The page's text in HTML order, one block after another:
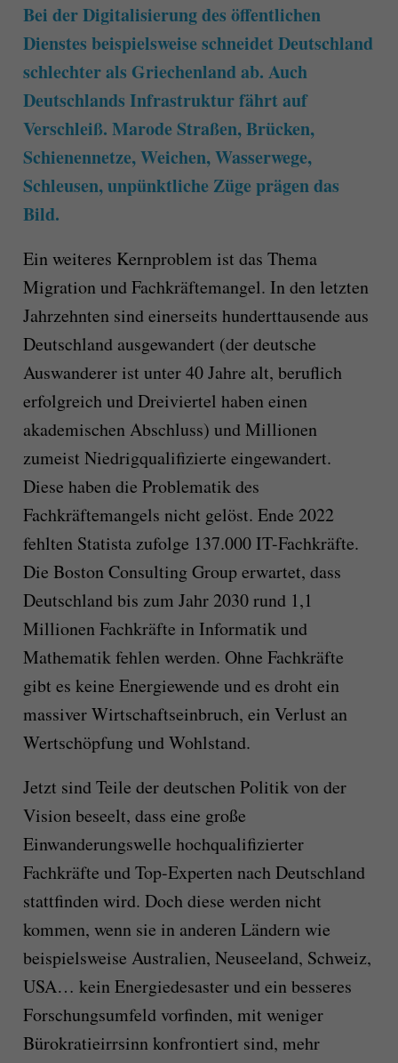
Bei der Digitalisierung des öffentlichen
Dienstes beispielsweise schneidet Deutschland
schlechter als Griechenland ab. Auch
Deutschlands Infrastruktur fährt auf
Verschleiß. Marode Straßen, Brücken,
Schienennetze, Weichen, Wasserwege,
Schleusen, unpünktliche Züge prägen das
Bild.
Ein weiteres Kernproblem ist das Thema
Migration und Fachkräftemangel. In den letzten
Jahrzehnten sind einerseits hunderttausende aus
Deutschland ausgewandert (der deutsche
Auswanderer ist unter 40 Jahre alt, beruflich
erfolgreich und Dreiviertel haben einen
akademischen Abschluss) und Millionen
zumeist Niedrigqualifizierte eingewandert.
Diese haben die Problematik des
Fachkräftemangels nicht gelöst. Ende 2022
fehlten Statista zufolge 137.000 IT-Fachkräfte.
Die Boston Consulting Group erwartet, dass
Deutschland bis zum Jahr 2030 rund 1,1
Millionen Fachkräfte in Informatik und
Mathematik fehlen werden. Ohne Fachkräfte
gibt es keine Energiewende und es droht ein
massiver Wirtschaftseinbruch, ein Verlust an
Wertschöpfung und Wohlstand.
Jetzt sind Teile der deutschen Politik von der
Vision beseelt, dass eine große
Einwanderungswelle hochqualifizierter
Fachkräfte und Top-Experten nach Deutschland
stattfinden wird. Doch diese werden nicht
kommen, wenn sie in anderen Ländern wie
beispielsweise Australien, Neuseeland, Schweiz,
USA… kein Energiedesaster und ein besseres
Forschungsumfeld vorfinden, mit weniger
Bürokratieirrsinn konfrontiert sind, mehr